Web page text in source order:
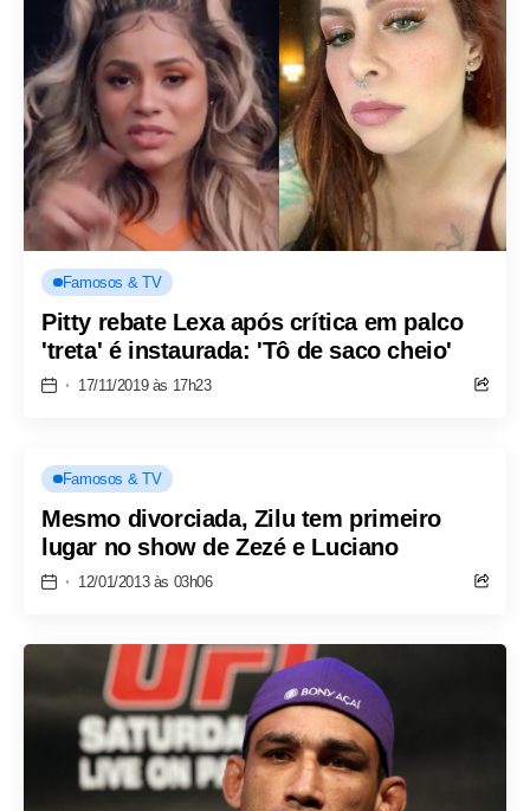
Famosos & TV
Pitty rebate Lexa após crítica em palco
'treta' é instaurada: 'Tô de saco cheio'
17/11/2019 às 17h23
Famosos & TV
Mesmo divorciada, Zilu tem primeiro
lugar no show de Zezé e Luciano
12/01/2013 às 03h06